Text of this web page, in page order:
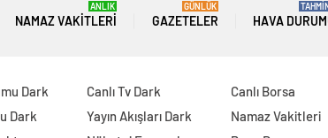
NAMAZ VAKITLERI
ANLIK
GAZETELER
GÜNLÜK
HAVA
Dark
Dark
Canlı Tv Dark
Yayın Akışları Dark
Canlı Borsa
Namaz Vakitleri